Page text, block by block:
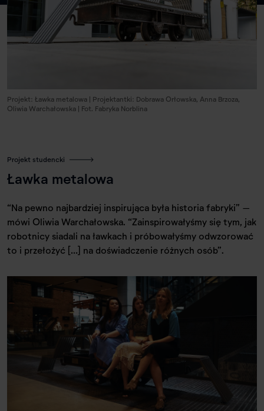
Projekt: Ławka metalowa | Projektantki: Dobrawa Orłowska, Anna Brzoza,
Oliwia Warchałowska | Fot. Fabryka Norblina
Projekt studencki
Ławka metalowa
“Na pewno najbardziej inspirująca była historia fabryki” –
mówi Oliwia Warchałowska. “Zainspirowałyśmy się tym, jak
robotnicy siadali na ławkach i próbowałyśmy odwzorować
to i przełożyć […] na doświadczenie różnych osób”.